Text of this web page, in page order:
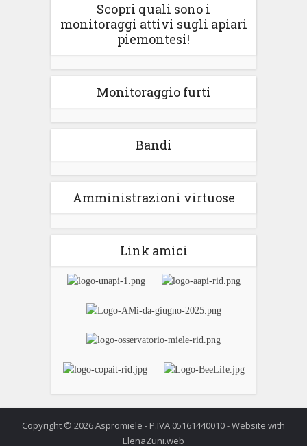
Scopri quali sono i
monitoraggi attivi sugli apiari
piemontesi!
Monitoraggio furti
Bandi
Amministrazioni virtuose
Link amici
Copyright © 2026 Aspromiele - P.IVA 05161440010 - Website with
ElenaZuni.web